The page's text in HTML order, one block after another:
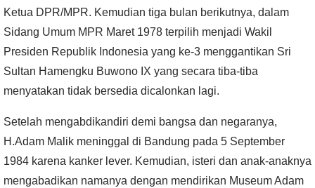
Ketua DPR/MPR. Kemudian tiga bulan berikutnya, dalam
Sidang Umum MPR Maret 1978 terpilih menjadi Wakil
Presiden Republik Indonesia yang ke-3 menggantikan Sri
Sultan Hamengku Buwono IX yang secara tiba-tiba
menyatakan tidak bersedia dicalonkan lagi.
Setelah mengabdikandiri demi bangsa dan negaranya,
H.Adam Malik meninggal di Bandung pada 5 September
1984 karena kanker lever. Kemudian, isteri dan anak-anaknya
mengabadikan namanya dengan mendirikan Museum Adam